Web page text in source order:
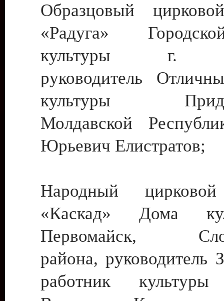
Образцовый
«Радуга»
культуры г.
руководитель
культуры
Молдавской
Юрьевич Елистратов;
Народный цирковой
«Каскад» Дома
Первомайск,
района, руководитель
работник культуры